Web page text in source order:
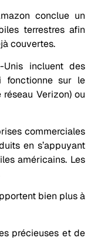
conclue un
terrestres afin
couvertes.
incluent des
fonctionne sur le
Verizon) ou
commerciales
en s’appuyant
américains. Les
bien plus à
précieuses et de